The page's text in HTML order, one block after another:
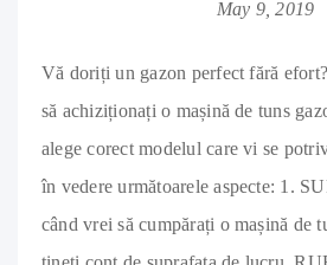
May 9, 2019
Vă doriți un gazon perfect fără
să achiziționați o mașină de tuns
alege corect modelul care vi se
în vedere următoarele aspecte: 1.
când vrei să cumpărați o mașină de